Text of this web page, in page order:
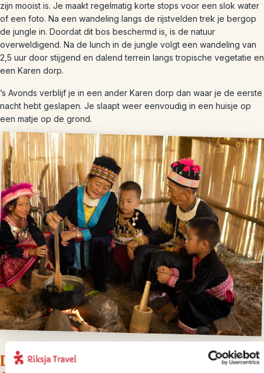
zijn mooist is. Je maakt regelmatig korte stops voor een slok water
of een foto. Na een wandeling langs de rijstvelden trek je bergop
de jungle in. Doordat dit bos beschermd is, is de natuur
overweldigend. Na de lunch in de jungle volgt een wandeling van
2,5 uur door stijgend en dalend terrein langs tropische vegetatie en
een Karen dorp.
’s Avonds verblijf je in een ander Karen dorp dan waar je de eerste
nacht hebt geslapen. Je slaapt weer eenvoudig in een huisje op
een matje op de grond.
Dag 3 – Trekking en vlotvaren – terug